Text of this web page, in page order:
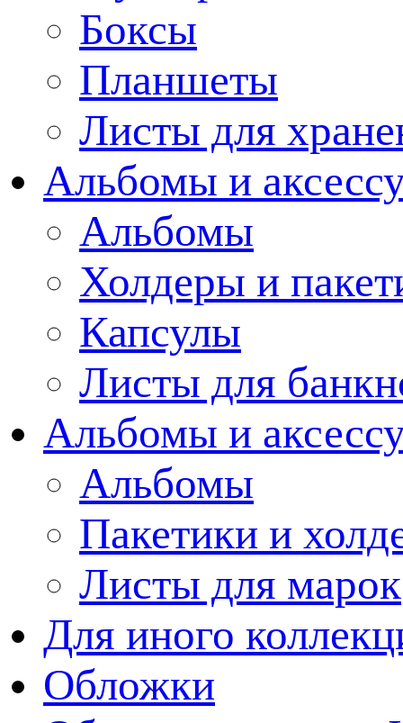
Боксы
Планшеты
Листы для
Альбомы и
Альбомы
Холдеры и
Капсулы
Листы для
Альбомы и
Альбомы
Пакетики и
Листы для марок
Для иного
Обложки